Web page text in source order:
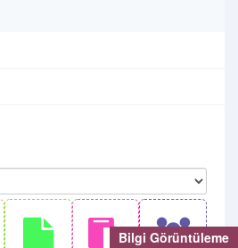
Bilgi Görüntüleme